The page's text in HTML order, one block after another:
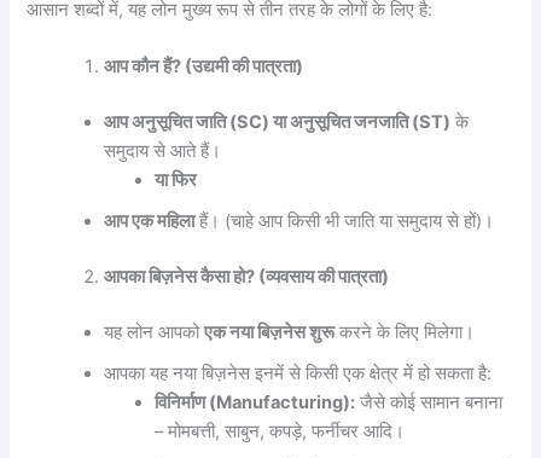
आसान शब्दों में, यह लोन मुख्य रूप से तीन तरह के लोगों के लिए है:
आपकौनहैं? (उद्यमीकीपात्रता)
आपअनुसूचितजाति (SC)याअनुसूचितजनजाति (ST) के
समुदाय से आते हैं।
याफिर
आपएकमहिलाहैं। (चाहे आप किसी भी जाति या समुदाय से हों)।
आपकाबिज़नेसकैसाहो? (व्यवसायकीपात्रता)
यह लोन आपकोएकनयाबिज़नेसशुरूकरने के लिए मिलेगा।
आपका यह नया बिज़नेस इनमें से किसी एक क्षेत्र में हो सकता है:
विनिर्माण (Manufacturing): जैसे कोई सामान बनाना
– मोमबत्ती, साबुन, कपड़े, फर्नीचर आदि।